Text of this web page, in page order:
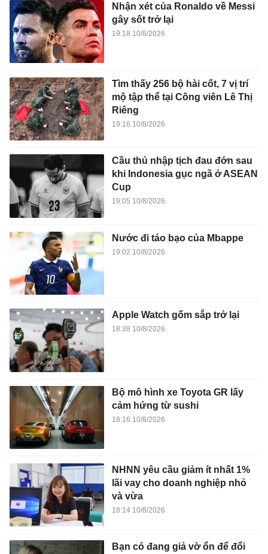
Nhận xét của Ronaldo về Messi
gây sốt trở lại
19:18 10/8/2026
Tìm thấy 256 bộ hài cốt, 7 vị trí
mộ tập thể tại Công viên Lê Thị
Riêng
19:16 10/8/2026
Cầu thủ nhập tịch đau đớn sau
khi Indonesia gục ngã ở ASEAN
Cup
19:05 10/8/2026
Nước đi táo bạo của Mbappe
19:02 10/8/2026
Apple Watch gốm sắp trở lại
18:38 10/8/2026
Bộ mô hình xe Toyota GR lấy
cảm hứng từ sushi
18:16 10/8/2026
NHNN yêu cầu giảm ít nhất 1%
lãi vay cho doanh nghiệp nhỏ
và vừa
18:14 10/8/2026
Bạn có đang giả vờ ổn để đổi